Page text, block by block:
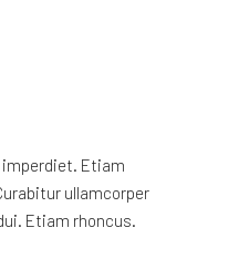
imperdiet. Etiam
ullamcorper
Etiam rhoncus.